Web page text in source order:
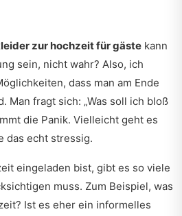
zur hochzeit für gäste kann
sein, nicht wahr? Also, ich
dass man am Ende
Man fragt sich: „Was soll ich bloß
die Panik. Vielleicht geht es
das echt stressig.
eingeladen bist, gibt es so viele
muss. Zum Beispiel, was
Ist es eher ein informelles